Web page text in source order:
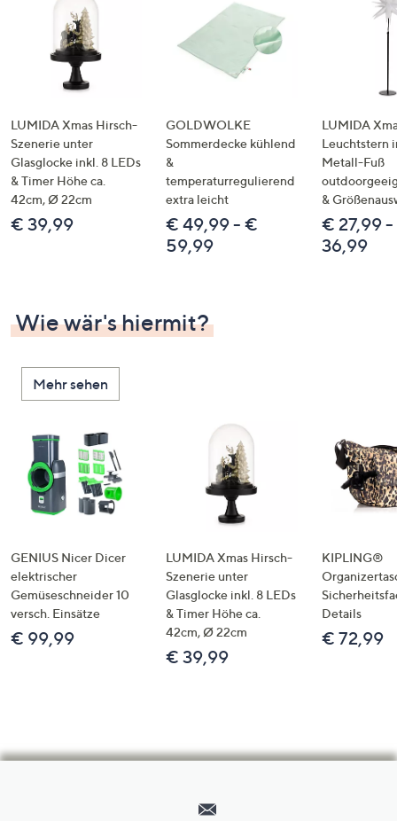
LUMIDA Xmas Hirsch-
Szenerie unter
Glasglocke inkl. 8 LEDs
& Timer Höhe ca.
42cm, Ø 22cm
€ 39,99
GOLDWOLKE
Sommerdecke kühlend
&
temperaturregulierend
extra leicht
€ 49,99 - €
59,99
LUMIDA
Leuchtstern
Metall-Fuß
&
€ 27,99
36,99
Wie wär's hiermit?
Mehr sehen
GENIUS Nicer Dicer
elektrischer
Gemüseschneider 10
versch. Einsätze
€ 99,99
LUMIDA Xmas Hirsch-
Szenerie unter
Glasglocke inkl. 8 LEDs
& Timer Höhe ca.
42cm, Ø 22cm
€ 39,99
KIPLING®
Details
€ 72,99